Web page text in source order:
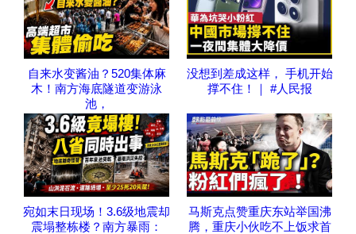
自来水变酱油？520集体麻
木！南方海底隧道变游泳
池，
没想到差成这样， 手机开始
撑不住！｜ #人民报
宛如末日现场！3.6级地震却
震塌整栋楼？南方暴雨：
马斯克点赞重庆东站举国沸
腾，重庆小伙吃不上饭求首